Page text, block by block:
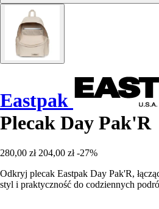
Eastpak
Plecak Day Pak'R
280,00 zł 204,00 zł -27%
Odkryj plecak Eastpak Day Pak'R,
styl i praktyczność do codziennych